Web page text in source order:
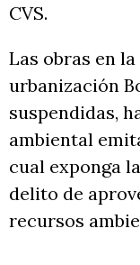
CVS.
Las obras en
urbanización
suspendidas,
ambiental
cual exponga
delito de
recursos